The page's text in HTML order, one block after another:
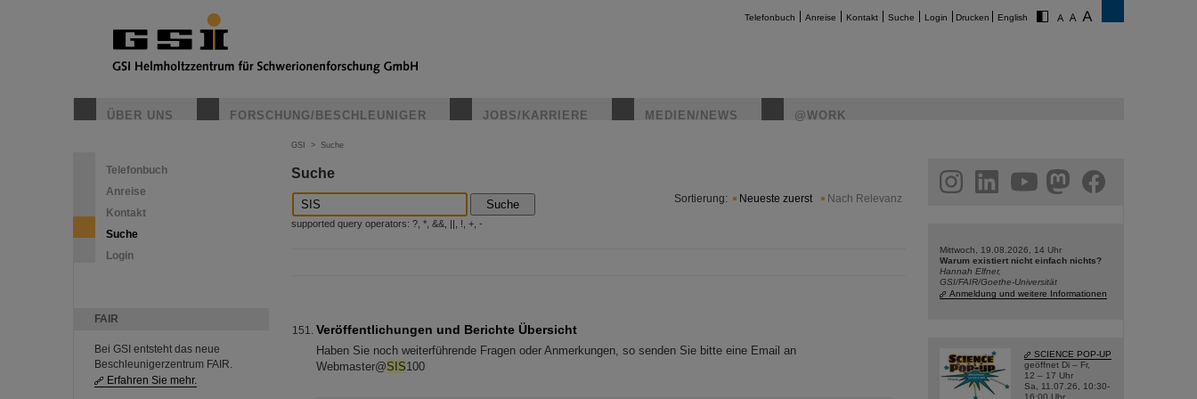
Telefonbuch Anreise Kontakt Suche Login Drucken English
ÜBER UNS FORSCHUNG/BESCHLEUNIGER JOBS/KARRIERE MEDIEN/NEWS @WORK
Telefonbuch
Anreise
Kontakt
Suche
Login
FAIR
Bei GSI entsteht das neue
Beschleunigerzentrum FAIR.
Erfahren Sie mehr.
GSI > Suche
Suche
Suche
supported query operators: ?, *, &&, ||, !, +, -
Sortierung: Neueste zuerst Nach Relevanz
Veröffentlichungen und Berichte Übersicht
Haben Sie noch weiterführende Fragen oder Anmerkungen, so senden Sie bitte eine Email an
Webmaster@SIS100
facebook
Mittwoch, 19.08.2026, 14 Uhr
Warum existiert nicht einfach nichts?
Hannah Elfner,
GSI/FAIR/Goethe-Universität
Anmeldung und weitere Informationen
SCIENCE POP-UP
geöffnet Di – Fr,
12 – 17 Uhr
Sa, 11.07.26, 10:30-
16:00 Uhr